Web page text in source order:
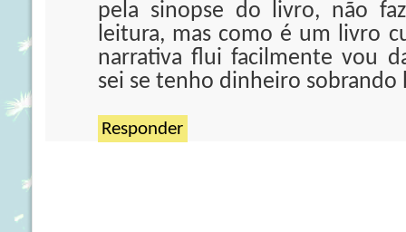
pela sinopse do livro, não
leitura, mas como é um livro
narrativa flui facilmente vou
sei se tenho dinheiro
Responder